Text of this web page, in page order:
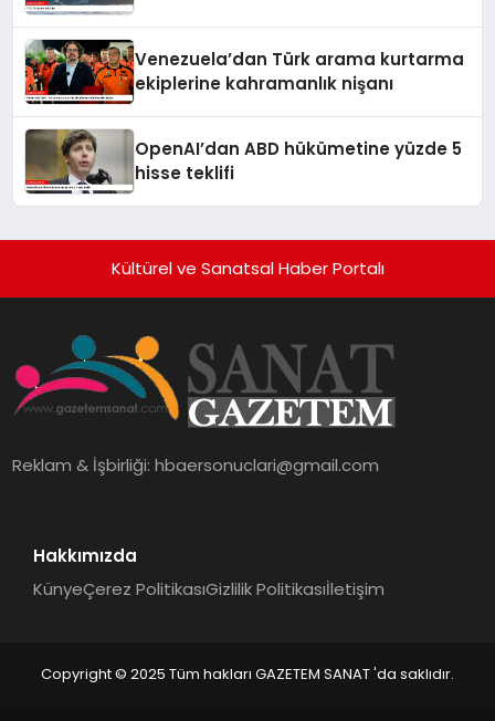
Venezuela’dan Türk arama kurtarma
ekiplerine kahramanlık nişanı
OpenAI’dan ABD hükümetine yüzde 5
hisse teklifi
Kültürel ve Sanatsal Haber Portalı
Reklam & İşbirliği:hbaersonuclari@gmail.com
Hakkımızda
KünyeÇerez PolitikasıGizlilik Politikasıİletişim
Copyright © 2025 Tüm hakları GAZETEM SANAT 'da saklıdır.